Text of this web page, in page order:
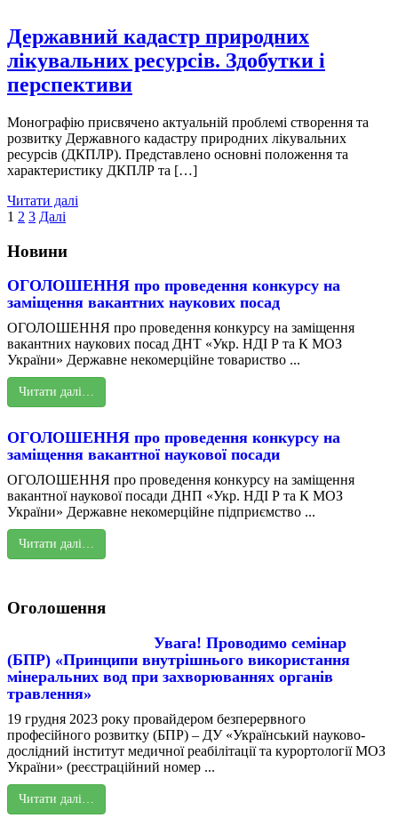
Державний кадастр природних
лікувальних ресурсів. Здобутки і
перспективи
Монографію присвячено актуальній проблемі створення та
розвитку Державного кадастру природних лікувальних
ресурсів (ДКПЛР). Представлено основні положення та
характеристику ДКПЛР та […]
Читати далі
1 2 3 Далі
Новини
ОГОЛОШЕННЯ про проведення конкурсу на
заміщення вакантних наукових посад
ОГОЛОШЕННЯ про проведення конкурсу на заміщення
вакантних наукових посад ДНТ «Укр. НДІ Р та К МОЗ
України» Державне некомерційне товариство ...
Читати далі…
ОГОЛОШЕННЯ про проведення конкурсу на
заміщення вакантної наукової посади
ОГОЛОШЕННЯ про проведення конкурсу на заміщення
вакантної наукової посади ДНП «Укр. НДІ Р та К МОЗ
України» Державне некомерційне підприємство ...
Читати далі…
Оголошення
Увага! Проводимо семінар
(БПР) «Принципи внутрішнього використання
мінеральних вод при захворюваннях органів
травлення»
19 грудня 2023 року провайдером безперервного
професійного розвитку (БПР) – ДУ «Український науково-
дослідний інститут медичної реабілітації та курортології МОЗ
України» (реєстраційний номер ...
Читати далі…